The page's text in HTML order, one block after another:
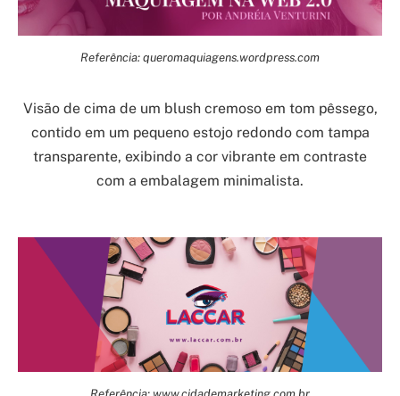
Referência: queromaquiagens.wordpress.com
Visão de cima de um blush cremoso em tom pêssego,
contido em um pequeno estojo redondo com tampa
transparente, exibindo a cor vibrante em contraste
com a embalagem minimalista.